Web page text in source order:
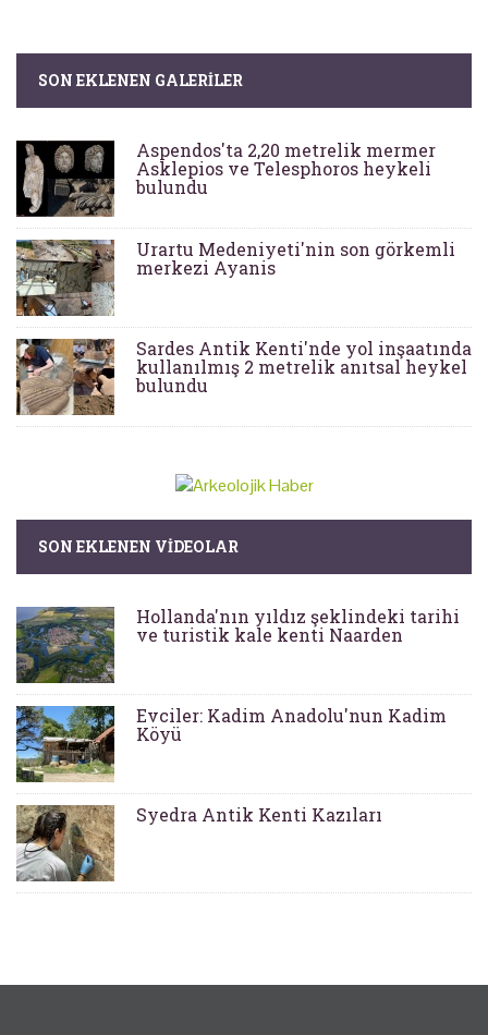
SON EKLENEN GALERILER
Aspendos'ta 2,20 metrelik mermer
Asklepios ve Telesphoros heykeli
bulundu
Urartu Medeniyeti'nin son görkemli
merkezi Ayanis
Sardes Antik Kenti'nde yol inşaatında
kullanılmış 2 metrelik anıtsal heykel
bulundu
SON EKLENEN VIDEOLAR
Hollanda'nın yıldız şeklindeki tarihi
ve turistik kale kenti Naarden
Evciler: Kadim Anadolu'nun Kadim
Köyü
Syedra Antik Kenti Kazıları